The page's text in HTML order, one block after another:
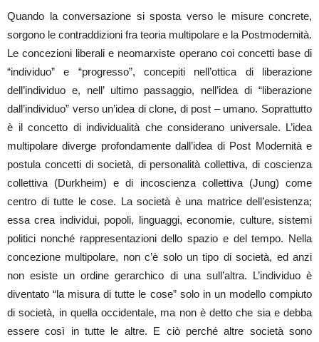
Quando la conversazione si sposta verso le misure concrete,
sorgono le contraddizioni fra teoria multipolare e la Postmodernità.
Le concezioni liberali e neomarxiste operano coi concetti base di
“individuo” e “progresso”, concepiti nell’ottica di liberazione
dell’individuo e, nell’ ultimo passaggio, nell’idea di “liberazione
dall’individuo” verso un’idea di clone, di post – umano. Soprattutto
è il concetto di individualità che considerano universale. L’idea
multipolare diverge profondamente dall’idea di Post Modernità e
postula concetti di società, di personalità collettiva, di coscienza
collettiva (Durkheim) e di incoscienza collettiva (Jung) come
centro di tutte le cose. La società è una matrice dell’esistenza;
essa crea individui, popoli, linguaggi, economie, culture, sistemi
politici nonché rappresentazioni dello spazio e del tempo. Nella
concezione multipolare, non c’è solo un tipo di società, ed anzi
non esiste un ordine gerarchico di una sull’altra. L’individuo è
diventato “la misura di tutte le cose” solo in un modello compiuto
di società, in quella occidentale, ma non è detto che sia e debba
essere così in tutte le altre. E ciò perché altre società sono